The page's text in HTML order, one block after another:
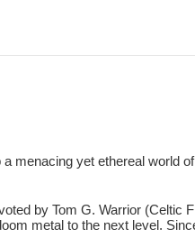
menacing yet ethereal world
by Tom G. Warrior (Celtic
metal to the next level.